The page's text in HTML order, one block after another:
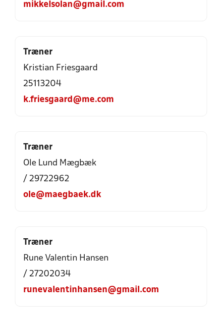
mikkelsolan@gmail.com
Træner
Kristian Friesgaard
25113204
k.friesgaard@me.com
Træner
Ole Lund Mægbæk
/ 29722962
ole@maegbaek.dk
Træner
Rune Valentin Hansen
/ 27202034
runevalentinhansen@gmail.com